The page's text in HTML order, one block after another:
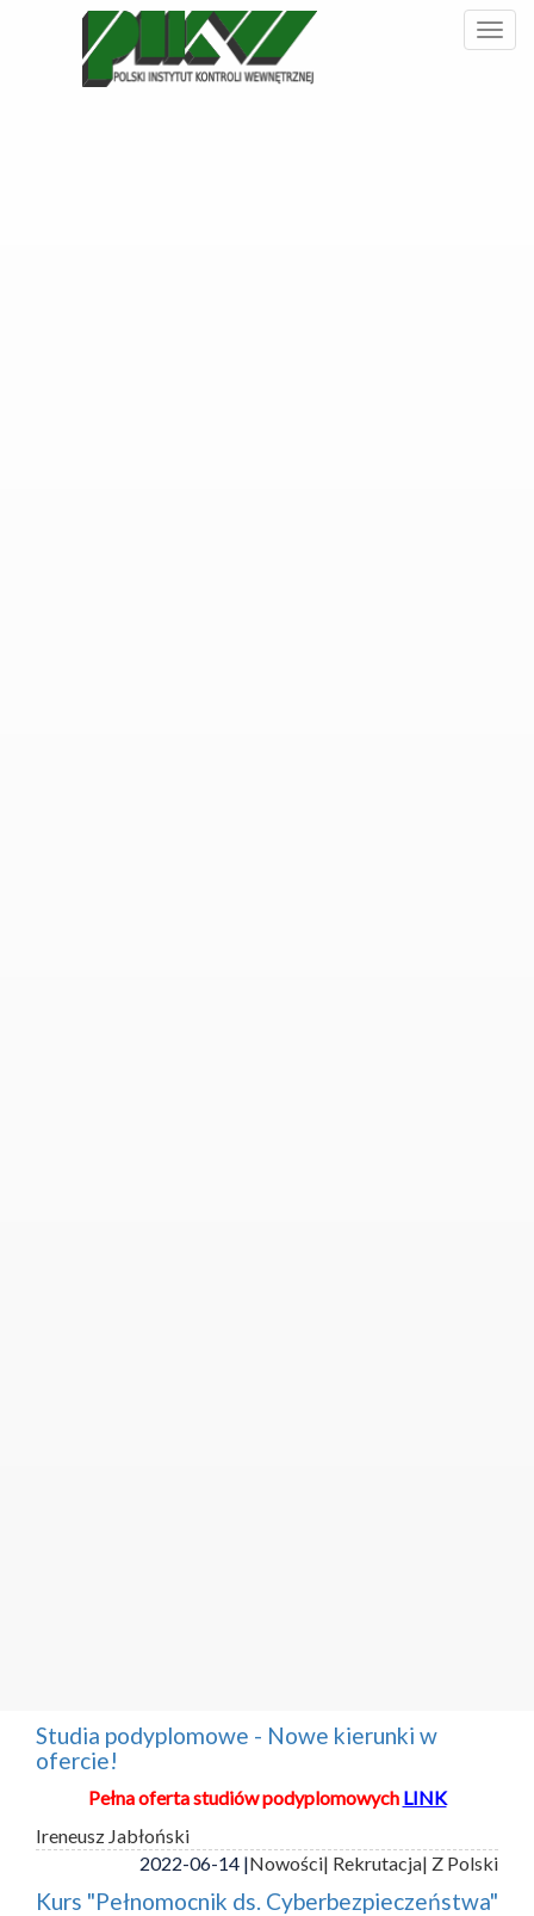
Studia podyplomowe - Nowe kierunki w
ofercie!
Pełna oferta studiów podyplomowych LINK
Ireneusz Jabłoński
2022-06-14 |Nowości| Rekrutacja| Z Polski
Kurs "Pełnomocnik ds. Cyberbezpieczeństwa"